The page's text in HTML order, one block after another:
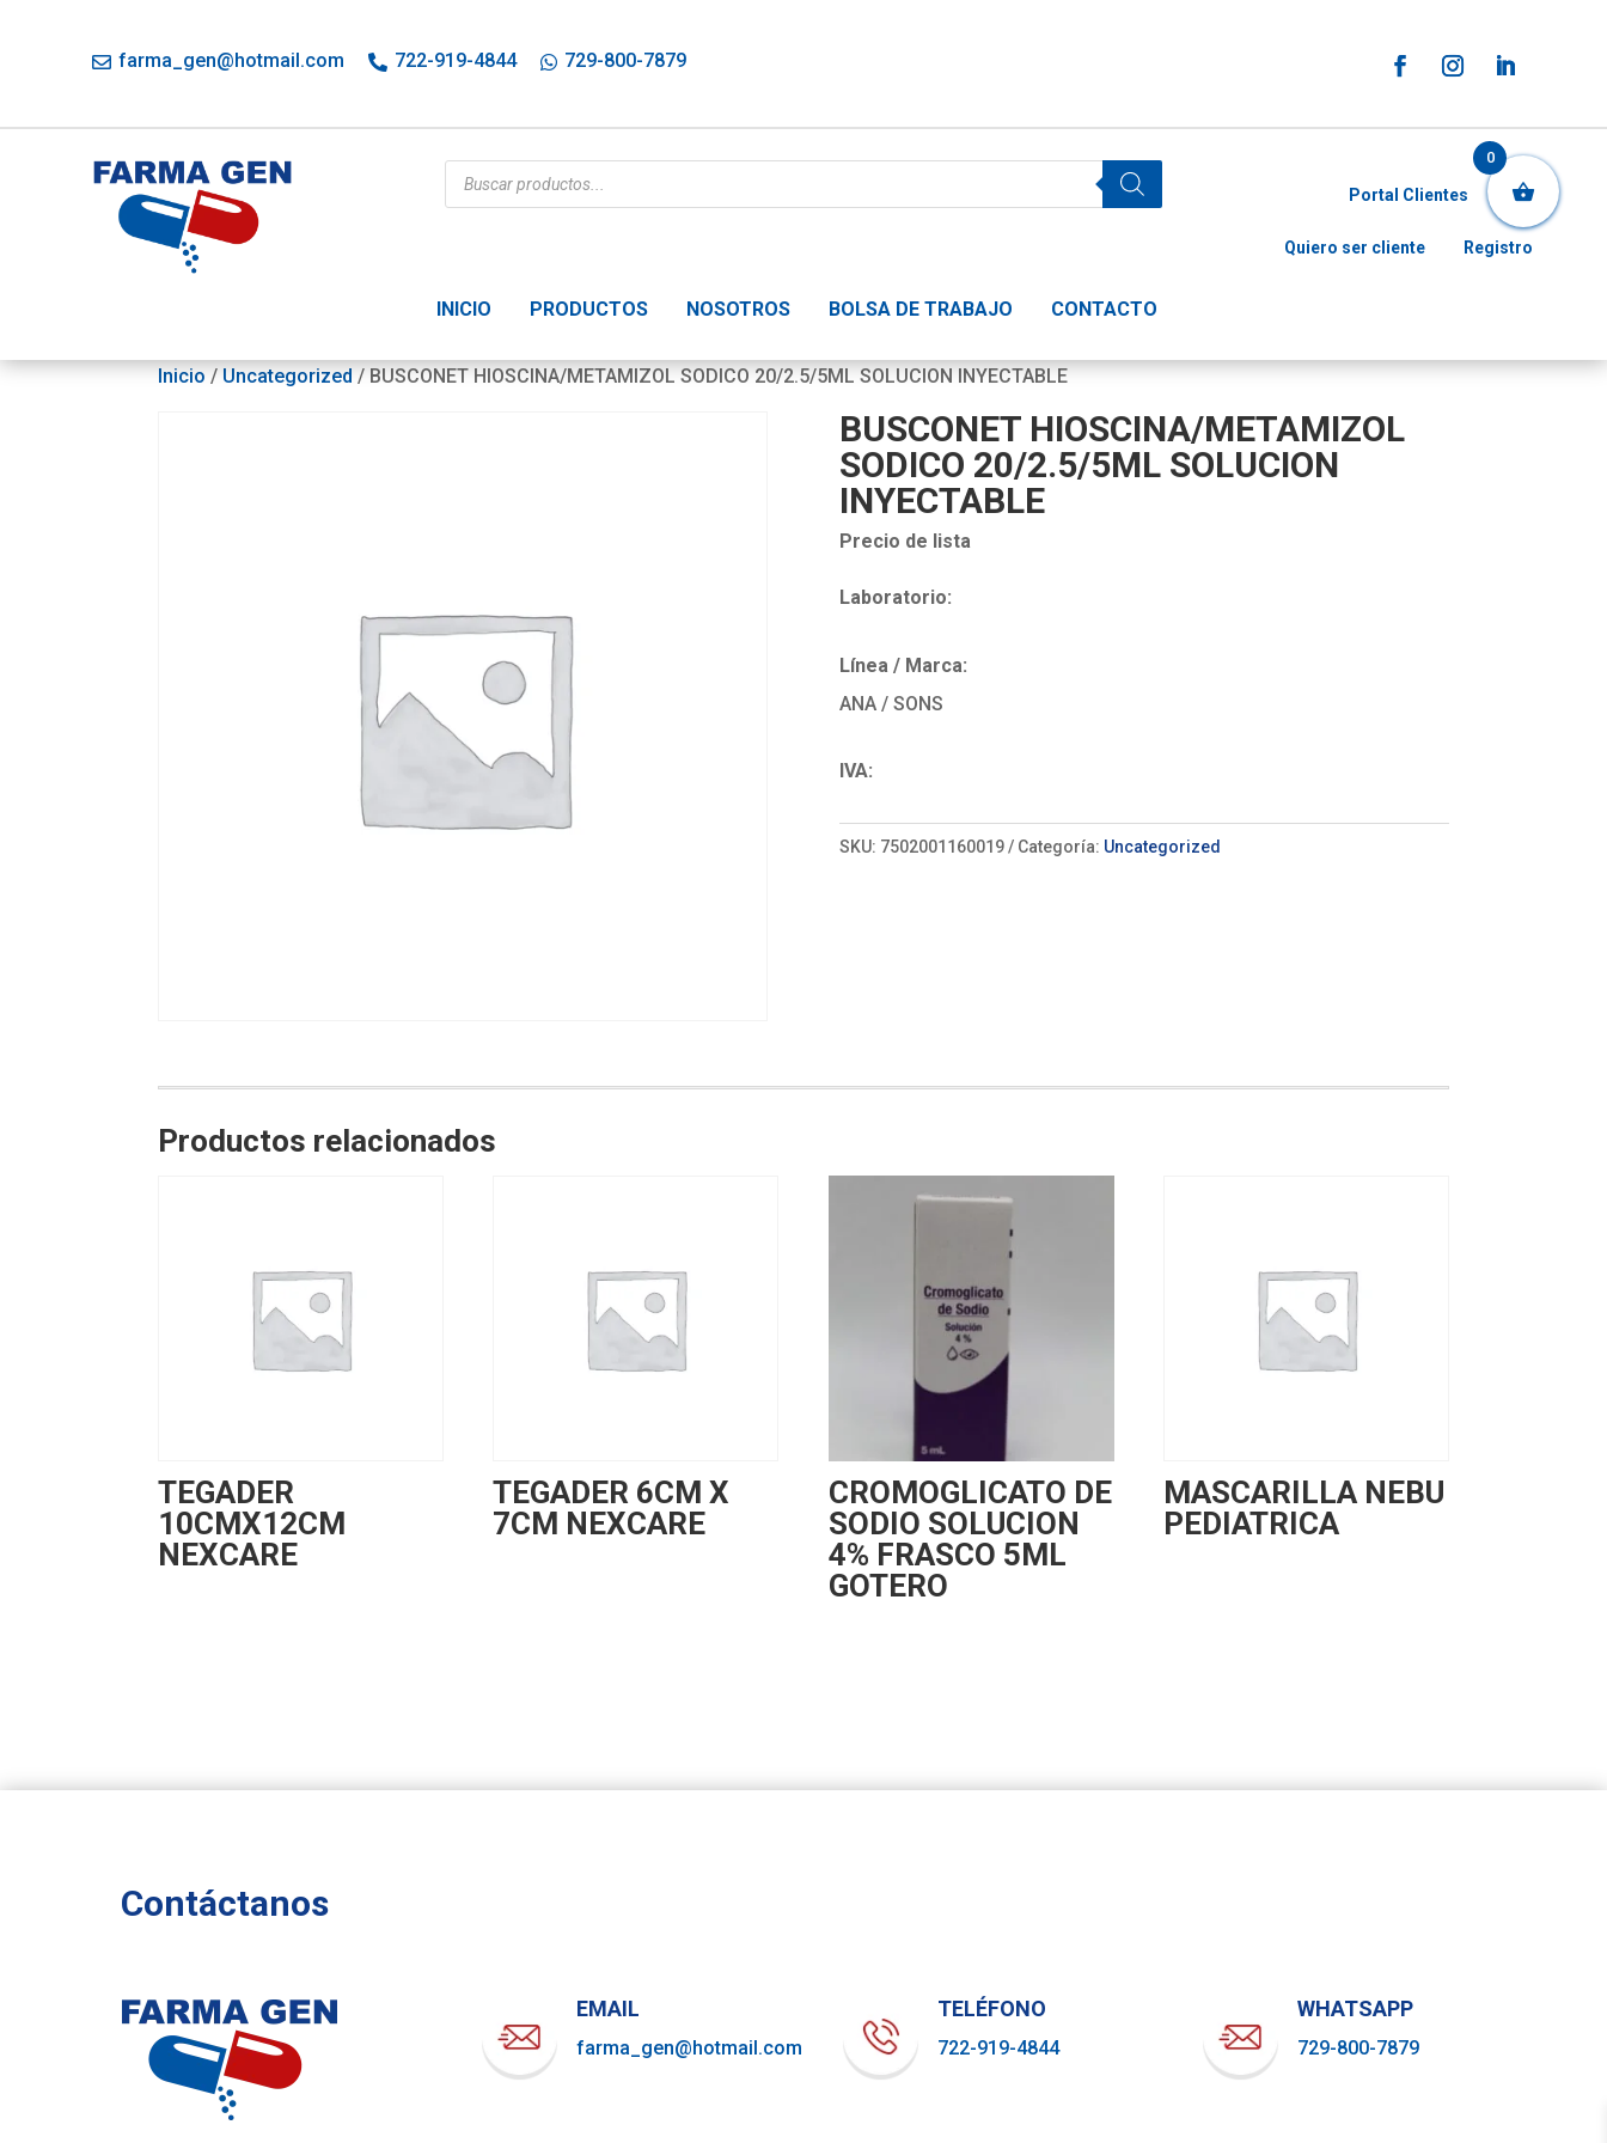
farma_gen@hotmail.com 722-919-4844 729-800-7879
Búsqueda
de
productos
INICIO PRODUCTOS NOSOTROS BOLSA DE TRABAJO CONTACTO
Portal Clientes
Quiero ser cliente Registro
Inicio / Uncategorized / BUSCONET HIOSCINA/METAMIZOL SODICO 20/2.5/5ML SOLUCION INYECTABLE
BUSCONET HIOSCINA/METAMIZOL
SODICO 20/2.5/5ML SOLUCION
INYECTABLE
Precio de lista
Laboratorio:
Línea / Marca:
ANA / SONS
IVA:
SKU: 7502001160019 Categoría: Uncategorized
Productos relacionados
TEGADER
10CMX12CM
NEXCARE
TEGADER 6CM X
7CM NEXCARE
CROMOGLICATO DE
SODIO SOLUCION
4% FRASCO 5ML
GOTERO
MASCARILLA NEBU
PEDIATRICA
Contáctanos
EMAIL
farma_gen@hotmail.com
TELÉFONO
722-919-4844
WHATSAPP
729-800-7879
0